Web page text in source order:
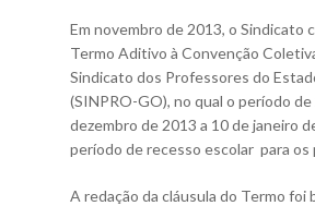
Em novembro de 2013, o Sindicato
Termo Aditivo à Convenção
Sindicato dos Professores do
(SINPRO-GO), no qual o período
dezembro de 2013 a 10 de janeiro
período de recesso escolar para os
A redação da cláusula do Termo foi